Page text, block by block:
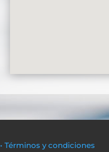
• Términos y condiciones